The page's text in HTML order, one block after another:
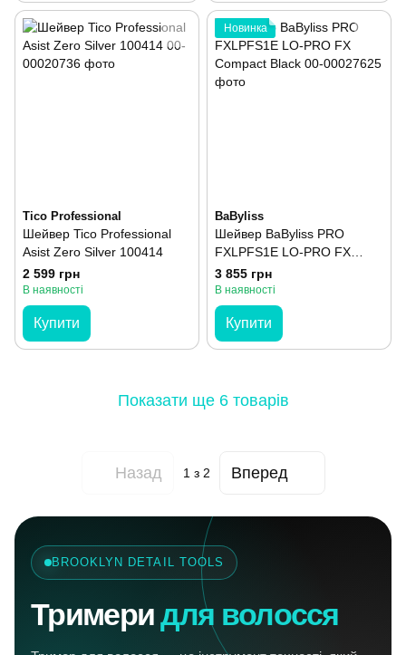
Tico Professional
Шейвер Tico Professional
Asist Zero Silver 100414
2 599 грн
В наявності
Купити
Новинка
BaByliss
Шейвер BaByliss PRO
FXLPFS1E LO-PRO FX
Compact Black
3 855 грн
В наявності
Купити
Показати ще 6 товарів
Назад 1 з 2 Вперед
BROOKLYN DETAIL TOOLS
Тримеридля волосся